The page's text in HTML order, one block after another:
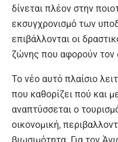
δίνεται πλέον στην
εκσυγχρονισμό των
επιβάλλονται οι
ζώνης που αφορούν τον
Το νέο αυτό πλαίσιο
που καθορίζει πού και
αναπτύσσεται ο
οικονομική,